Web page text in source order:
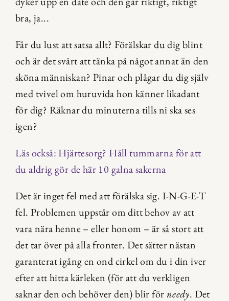
bra, ja...
Får du lust att satsa allt? Förälskar du dig blint
och är det svårt att tänka på något annat än den
sköna människan? Pinar och plågar du dig själv
med tvivel om huruvida hon känner likadant
för dig? Räknar du minuterna tills ni ska ses
igen?
Läs också: Hjärtesorg? Håll tummarna för att
du aldrig gör de här 10 galna sakerna
Det är inget fel med att förälska sig. I-N-G-E-T
fel. Problemen uppstår om ditt behov av att
vara nära henne – eller honom – är så stort att
det tar över på alla fronter. Det sätter nästan
garanterat igång en ond cirkel om du i din iver
efter att hitta kärleken (för att du verkligen
saknar den och behöver den) blir för needy. Det